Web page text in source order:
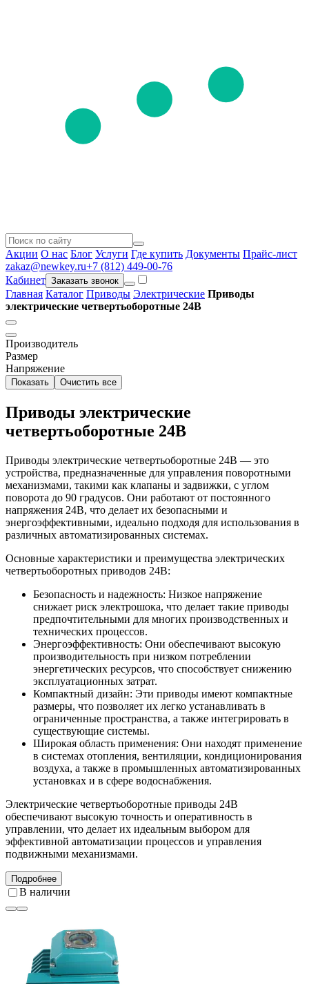
Акции О нас Блог Услуги Где купить Документы Прайс-лист
zakaz@newkey.ru+7 (812) 449-00-76
Кабинет Заказать звонок
Главная Каталог Приводы Электрические Приводы
электрические четвертьоборотные 24В
Производитель
Размер
Напряжение
Показать Очистить все
Приводы электрические
четвертьоборотные 24В
Приводы электрические четвертьоборотные 24В — это
устройства, предназначенные для управления поворотными
механизмами, такими как клапаны и задвижки, с углом
поворота до 90 градусов. Они работают от постоянного
напряжения 24В, что делает их безопасными и
энергоэффективными, идеально подходя для использования в
различных автоматизированных системах.
Основные характеристики и преимущества электрических
четвертьоборотных приводов 24В:
Безопасность и надежность: Низкое напряжение
снижает риск электрошока, что делает такие приводы
предпочтительными для многих производственных и
технических процессов.
Энергоэффективность: Они обеспечивают высокую
производительность при низком потреблении
энергетических ресурсов, что способствует снижению
эксплуатационных затрат.
Компактный дизайн: Эти приводы имеют компактные
размеры, что позволяет их легко устанавливать в
ограниченные пространства, а также интегрировать в
существующие системы.
Широкая область применения: Они находят применение
в системах отопления, вентиляции, кондиционирования
воздуха, а также в промышленных автоматизированных
установках и в сфере водоснабжения.
Электрические четвертьоборотные приводы 24В
обеспечивают высокую точность и оперативность в
управлении, что делает их идеальным выбором для
эффективной автоматизации процессов и управления
подвижными механизмами.
Подробнее
В наличии